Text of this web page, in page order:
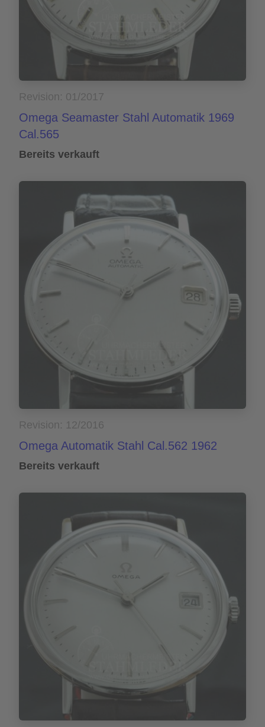
Revision: 01/2017
Omega Seamaster Stahl Automatik 1969
Cal.565
Bereits verkauft
Revision: 12/2016
Omega Automatik Stahl Cal.562 1962
Bereits verkauft